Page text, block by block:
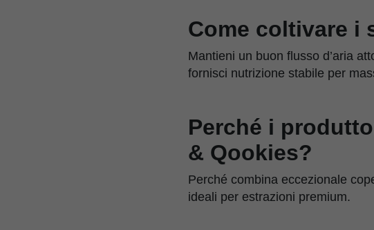
Come coltivare i
Mantieni un buon flusso d’aria
fornisci nutrizione stabile per
Perché i
& Qookies?
Perché combina eccezionale
ideali per estrazioni premium.